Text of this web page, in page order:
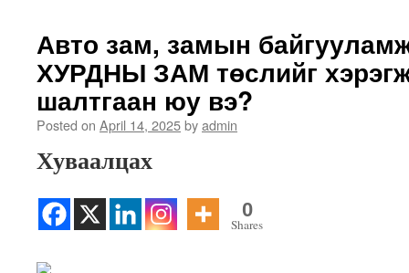
Авто зам, замын
ХУРДНЫ ЗАМ төслийг
шалтгаан юу вэ?
Posted on April 14, 2025byadmin
Хуваалцах
0
Shares